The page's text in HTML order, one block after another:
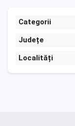
Categorii
Județe
Localități